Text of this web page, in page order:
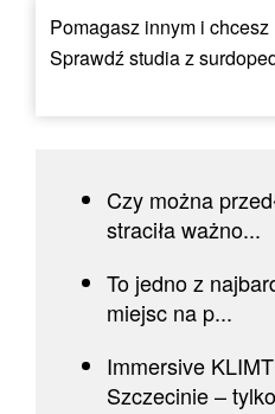
Pomagasz innym i
Sprawdź studia z
Czy można
straciła ważno...
To jedno z
miejsc na p...
Immersive
Szczecinie –